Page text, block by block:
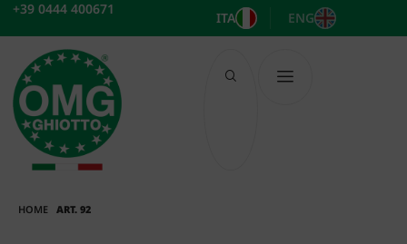
Vai
contenuto
+39 0444 400671
ITA ENG
HOME ART. 92